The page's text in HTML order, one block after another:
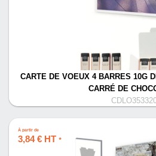
CARTE DE VOEUX 4 BARRES 10G
CARRÉ DE
À partir de
3,84 € HT *